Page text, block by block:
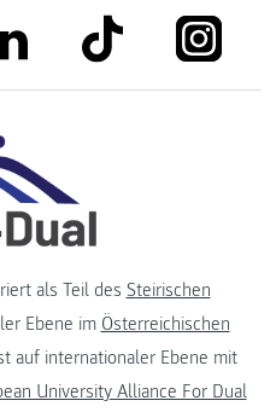
link to linkedinlink to tiktok link to
als Teil des Steirischen
Ebene im Österreichischen
auf internationaler Ebene mit
University Alliance For Dual